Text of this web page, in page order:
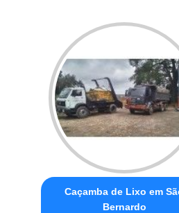
Caçamba de Lixo em
Bernardo